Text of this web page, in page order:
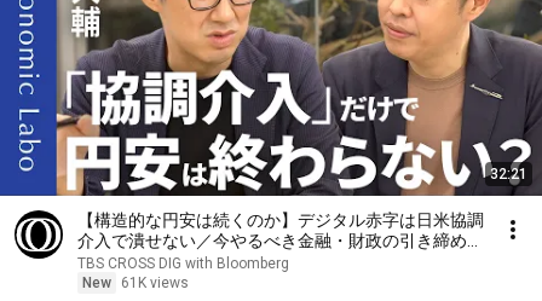
32:21
【構造的な円安は続くのか】デジタル赤字は日米協調
介入で潰せない／今やるべき金融・財政の引き締め／
アメリカも恐れる日本円のアジア波及／エコノミスト
唐鎌大輔【エコラボ】
TBS CROSS DIG with Bloomberg
New
61K views